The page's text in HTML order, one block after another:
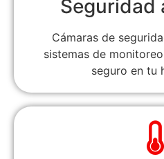
Seguridad
Cámaras de
sistemas de
seguro en tu